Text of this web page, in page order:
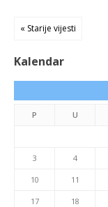
« Starije vijesti
Kalendar
P U
3 4
10 11
17 18